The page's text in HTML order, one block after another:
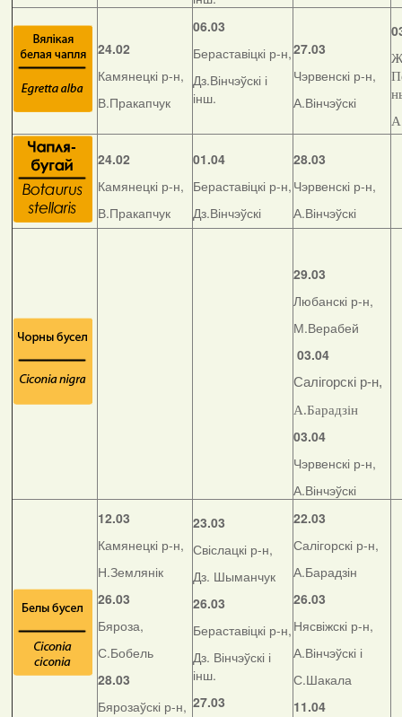
24.02
Камянецкі р-н,
В.Пракапчук
06.03
Бераставіцкі р-н,
Дз.Вінчэўскі і
інш.
27.03
Чэрвенскі р-н,
А.Вінчэўскі
24.02
Камянецкі р-н,
В.Пракапчук
01.04
Бераставіцкі р-н,
Дз.Вінчэўскі
28.03
Чэрвенскі р-н,
А.Вінчэўскі
29.03
Любанскі р-н,
М.Верабей
03.04
Салігорскі р-н,
А.Барадзін
03.04
Чэрвенскі р-н,
А.Вінчэўскі
12.03
Камянецкі р-н,
Н.Землянік
26.03
Бяроза,
С.Бобель
28.03
Бярозаўскі р-н,
23.03
Свіслацкі р-н,
Дз. Шыманчук
26.03
Бераставіцкі р-н,
Дз. Вінчэўскі і
інш.
27.03
22.03
Салігорскі р-н,
А.Барадзін
26.03
Нясвіжскі р-н,
А.Вінчэўскі і
С.Шакала
11.04